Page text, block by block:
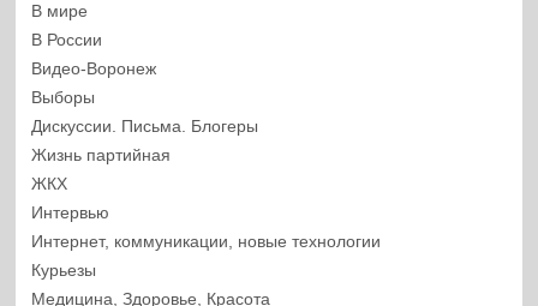
В мире
В России
Видео-Воронеж
Выборы
Дискуссии. Письма. Блогеры
Жизнь партийная
ЖКХ
Интервью
Интернет, коммуникации, новые технологии
Курьезы
Медицина, Здоровье, Красота